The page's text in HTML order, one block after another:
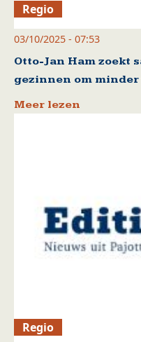
Regio
03/10/2025 - 07:53
Otto-Jan Ham zoekt
gezinnen om
Meer lezen
Regio